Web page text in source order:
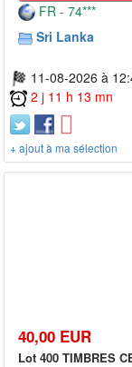
FR - 74***
Sri Lanka
11-08-2026 à
2 j 11 h 13 mn
+ ajout à ma sélection
40,00 EUR
Lot 400 TIMBRES